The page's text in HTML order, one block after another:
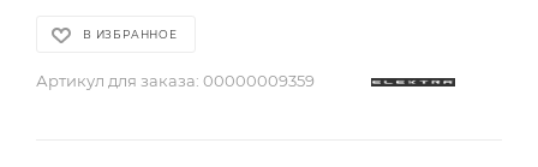
В ИЗБРАННОЕ
Артикул для заказа: 00000009359